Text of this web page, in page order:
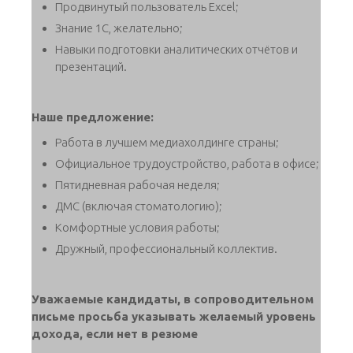
Продвинутый пользователь Excel;
Знание 1С, желательно;
Навыки подготовки аналитических отчётов и
презентаций.
Наше предложение:
Работа в лучшем медиахолдинге страны;
Официальное трудоустройство, работа в офисе;
Пятидневная рабочая неделя;
ДМС (включая стоматологию);
Комфортные условия работы;
Дружный, профессиональный коллектив.
Уважаемые кандидаты, в сопроводительном
письме просьба указывать желаемый уровень
дохода, если нет в резюме